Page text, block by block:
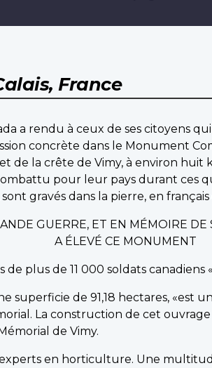
France
a rendu à ceux de ses citoyens
concrète dans le Monument
de la crête de Vimy, à environ huit
pour leur pays durant ces
gravés dans la pierre, en français
GUERRE, ET EN MÉMOIRE
A ÉLEVÉ CE MONUMENT
plus de 11 000 soldats
superficie de 91,18 hectares, «est
La construction de cet
de Vimy.
en horticulture. Une